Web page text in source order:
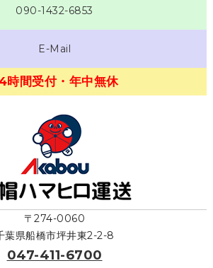
090-1432-6853
E-Mail
時間受付・年中無休
〒274-0060
葉県船橋市坪井東2-2-8
047-411-6700